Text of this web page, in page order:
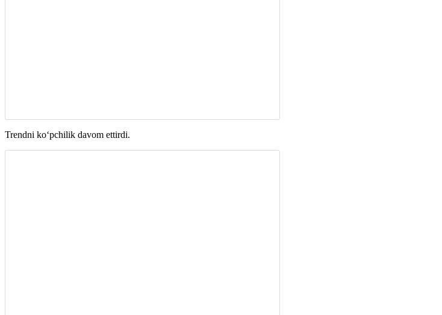
Trendni koʻpchilik davom ettirdi.